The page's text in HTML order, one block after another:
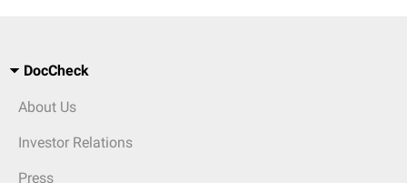
DocCheck
About Us
Investor Relations
Press